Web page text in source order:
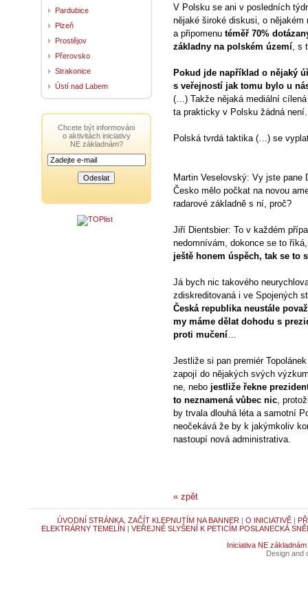
V Polsku se ani v posledních
nějaké široké diskusi, o
a připomenu téměř 70%
základny na polském území, s
Pokud jde například o nějaký
s veřejností jak tomu bylo u
(…) Takže nějaká mediální
ta prakticky v Polsku žádná
Polská tvrdá taktika (…) se
Martin Veselovský: Vy jste pane
Česko mělo počkat na novou
radarové základně s ní, proč?
Jiří Dientsbier: To v každém
nedomnívám, dokonce se to
ještě honem úspěch, tak se to
Já bych nic takového
zdiskreditovaná i ve Spojených
Česká republika neustále
my máme dělat dohodu s
proti mučení…
Jestliže si pan premiér
zapojí do nějakých svých
ne, nebo jestliže řekne
to neznamená vůbec nic,
by trvala dlouhá léta a samotní
neočekává že by k jakýmkoliv
nastoupí nová administrativa.
« zpět
Pardubice
Plzeň
Prostějov
Přerovsko
Strakonice
Ústí nad Labem
Chcete být informováni
o aktivitách iniciativy
NE základnám?
ÚVODNÍ STRÁNKA, ZAČÍT KLEPNUTÍM NA BANNER | O INICIATIVĚ|
ELEKTRÁRNY TEMELÍN | VEŘEJNÉ SLYŠENÍ K PETICÍM POSLANECKÁ
Iniciativa NE základnám
Design and